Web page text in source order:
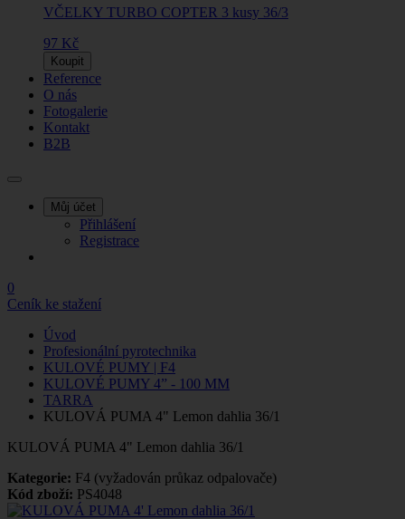
VČELKY TURBO COPTER 3 kusy 36/3
97 Kč
Koupit
Reference
O nás
Fotogalerie
Kontakt
B2B
Můj účet
Přihlášení
Registrace
0
Ceník ke stažení
Úvod
Profesionální pyrotechnika
KULOVÉ PUMY | F4
KULOVÉ PUMY 4” - 100 MM
TARRA
KULOVÁ PUMA 4" Lemon dahlia 36/1
KULOVÁ PUMA 4" Lemon dahlia 36/1
Kategorie: F4 (vyžadován průkaz odpalovače)
Kód zboží: PS4048